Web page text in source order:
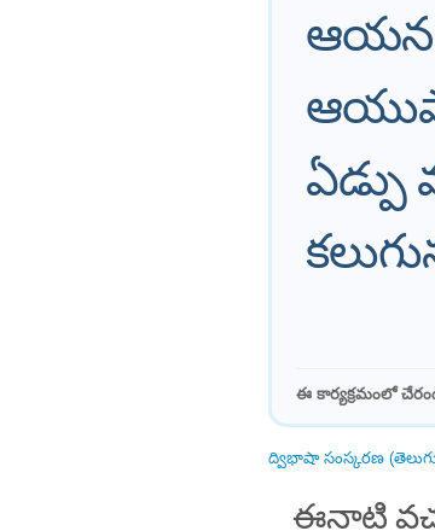
ఆయన
ఈ కార్యక్రమంలో
ద్విభాషా సంస్కరణ
ఈనాటి